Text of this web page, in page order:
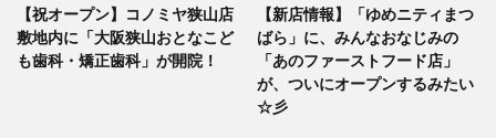
【祝オープン】コノミヤ狭山店
敷地内に「大阪狭山おとなこど
も歯科・矯正歯科」が開院！
【新店情報】「ゆめニティまつ
ばら」に、みんなおなじみの
「あのファーストフード店」
が、ついにオープンするみたい
☆彡